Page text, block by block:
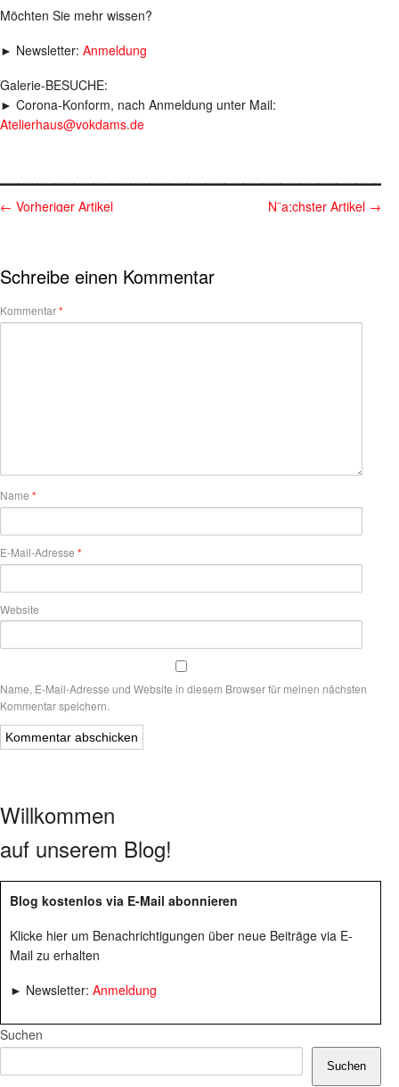
Möchten Sie mehr wissen?
► Newsletter: Anmeldung
Galerie-BESUCHE:
► Corona-Konform, nach Anmeldung unter Mail:
Atelierhaus@vokdams.de
← Vorheriger Artikel N¨a;chster Artikel →
Schreibe einen Kommentar
Kommentar*
Name *
E-Mail-Adresse *
Website
Name, E-Mail-Adresse und Website in diesem Browser für meinen nächsten
Kommentar speichern.
Willkommen
auf unserem Blog!
Blog kostenlos via E-Mail abonnieren
Klicke hier um Benachrichtigungen über neue Beiträge via E-
Mail zu erhalten
► Newsletter: Anmeldung
Suchen
Suchen